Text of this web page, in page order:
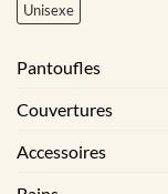
Unisexe
Pantoufles
Couvertures
Accessoires